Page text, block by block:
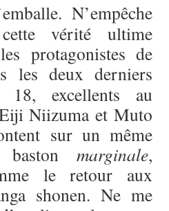
N’empêche
vérité ultime
protagonistes de
les deux derniers
excellents au
Niizuma et Muto
sur un même
marginale,
le retour aux
shonen. Ne me